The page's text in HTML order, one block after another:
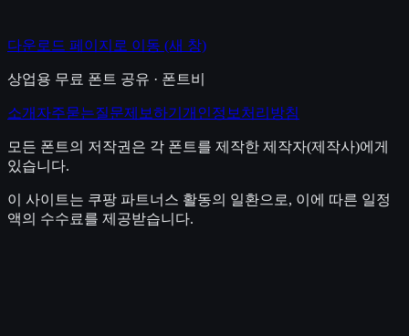
다운로드 페이지로 이동 (새 창)
상업용 무료 폰트 공유 · 폰트비
소개 자주묻는질문제보하기 개인정보처리방침
모든 폰트의 저작권은 각 폰트를 제작한 제작자(제작사)에게
있습니다.
이 사이트는 쿠팡 파트너스 활동의 일환으로, 이에 따른 일정
액의 수수료를 제공받습니다.